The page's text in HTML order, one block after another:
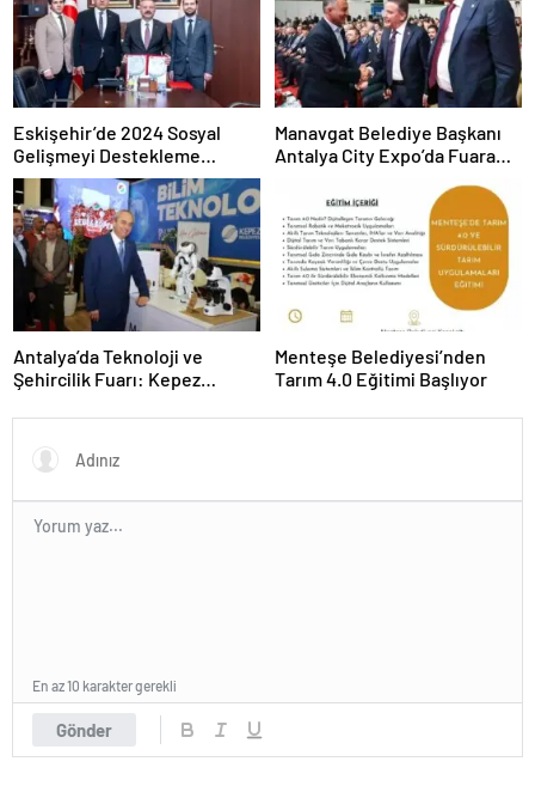
Eskişehir’de 2024 Sosyal
Gelişmeyi Destekleme
Programı Projeleri İmzalandı
Manavgat Belediye Başkanı
Antalya City Expo’da Fuara
Antalya’da Teknoloji ve
Şehircilik Fuarı: Kepez
Menteşe Belediyesi’nden
Tarım 4.0 Eğitimi Başlıyor
Gönder
En az 10 karakter gerekli